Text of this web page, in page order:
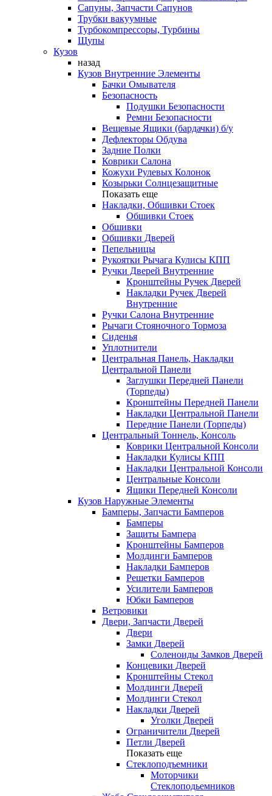
Сапуны, Запчасти Сапунов
Трубки вакуумные
Турбокомпрессоры, Турбины
Щупы
Кузов
назад
Кузов Внутренние Элементы
Бачки Омывателя
Безопасность
Подушки Безопасности
Ремни Безопасности
Вещевые Ящики (бардачки) б/у
Дефлекторы Обдува
Задние Полки
Коврики Салона
Кожухи Рулевых Колонок
Козырьки Солнцезащитные
Показать еще
Накладки, Обшивки Стоек
Обшивки Стоек
Обшивки
Обшивки Дверей
Пепельницы
Рукоятки Рычага Кулисы КПП
Ручки Дверей Внутренние
Кронштейны Ручек Дверей
Накладки Ручек Дверей
Внутренние
Ручки Салона Внутренние
Рычаги Стояночного Тормоза
Сиденья
Уплотнители
Центральная Панель, Накладки
Центральной Панели
Заглушки Передней Панели
(Торпеды)
Кронштейны Передней Панели
Накладки Центральной Панели
Передние Панели (Торпеды)
Центральный Тоннель, Консоль
Коврики Центральной Консоли
Накладки Кулисы КПП
Накладки Центральной Консоли
Центральные Консоли
Ящики Передней Консоли
Кузов Наружные Элементы
Бамперы, Запчасти Бамперов
Бамперы
Защиты Бампера
Кронштейны Бамперов
Молдинги Бамперов
Накладки Бамперов
Решетки Бамперов
Усилители Бамперов
Юбки Бамперов
Ветровики
Двери, Запчасти Дверей
Двери
Замки Дверей
Соленоиды Замков Дверей
Концевики Дверей
Кронштейны Стекол
Молдинги Дверей
Молдинги Стекол
Накладки Дверей
Уголки Дверей
Ограничители Дверей
Петли Дверей
Показать еще
Стеклоподъемники
Моторчики
Стеклоподьемников